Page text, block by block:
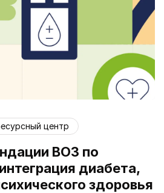
центр
ВОЗ по
диабета,
здоровья